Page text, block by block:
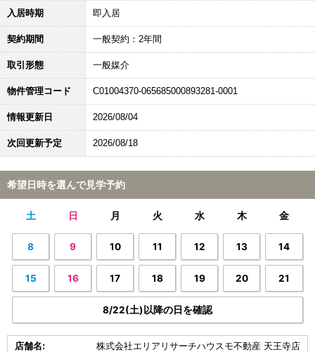
入居時期 即入居
契約期間 一般契約：2年間
取引形態 一般媒介
物件管理コード C01004370-065685000893281-0001
情報更新日 2026/08/04
次回更新予定 2026/08/18
希望日時を選んで見学予約
土 日 月 火 水 木 金
8 9 10 11 12 13 14
15 16 17 18 19 20 21
8/22(土)以降の日を確認
店舗名: 株式会社エリアリサーチハウスモ不動産 天王寺店